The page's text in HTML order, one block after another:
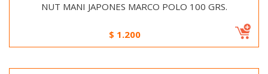
NUT MANI JAPONES MARCO POLO 100 GRS.
$ 1.200